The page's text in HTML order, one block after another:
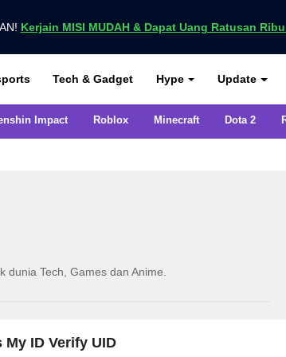
Kerjain MISI MUDAH & Dapat Uang Ratusan
di VCGamersTech & Gadget Hype Update
Impact Roblox Minecraft Dota 2
Tech, Games dan Anime.
ID Verify UID